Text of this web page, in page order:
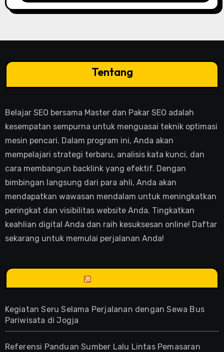
Tentang
Belajar SEO bersama Master dan Pakar SEO adalah
kesempatan sempurna untuk menguasai teknik optimasi
mesin pencari. Dalam program ini, Anda akan
mempelajari strategi terbaru, analisis kata kunci, dan
cara membangun backlink yang efektif. Dengan
bimbingan langsung dari para ahli, Anda akan
mendapatkan wawasan mendalam untuk meningkatkan
peringkat dan visibilitas website Anda. Tingkatkan
keahlian digital Anda dan raih kesuksesan online! Daftar
sekarang untuk memulai perjalanan Anda!
Kegiatan Seru Selama Perjalanan dengan Sewa Bus
Pariwisata di Jogja
Referensi Panduan Sumber Lalu Lintas Pemasaran